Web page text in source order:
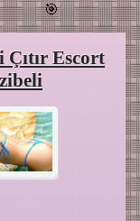
🎯
Escort